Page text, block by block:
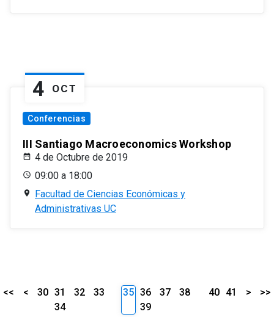
4 OCT
Conferencias
III Santiago Macroeconomics Workshop
4 de Octubre de 2019
09:00 a 18:00
Facultad de Ciencias Económicas y
Administrativas UC
<< < 30 31 32
33
34
35 36 37
38
39
40 41 > >>